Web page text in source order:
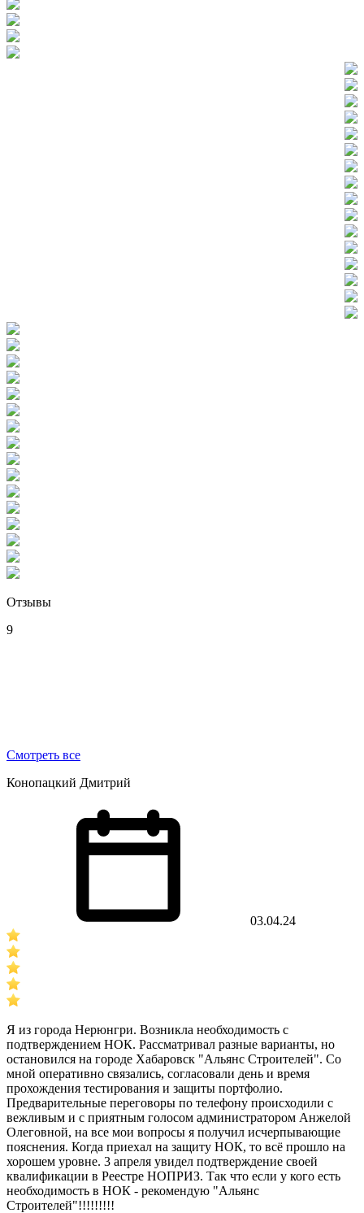
Отзывы
9
Смотреть все
Конопацкий Дмитрий
03.04.24
Я из города Нерюнгри. Возникла необходимость с
подтверждением НОК. Рассматривал разные варианты, но
остановился на городе Хабаровск "Альянс Строителей". Со
мной оперативно связались, согласовали день и время
прохождения тестирования и защиты портфолио.
Предварительные переговоры по телефону происходили с
вежливым и с приятным голосом администратором Анжелой
Олеговной, на все мои вопросы я получил исчерпывающие
пояснения. Когда приехал на защиту НОК, то всё прошло на
хорошем уровне. 3 апреля увидел подтверждение своей
квалификации в Реестре НОПРИЗ. Так что если у кого есть
необходимость в НОК - рекомендую "Альянс
Строителей"!!!!!!!!!